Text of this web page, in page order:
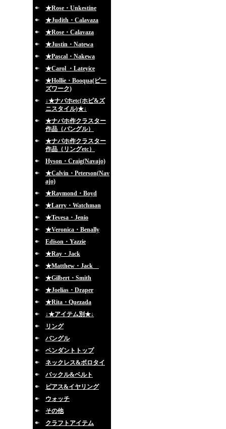
★Rose・Unkestine
★Judith・Calavaza
★Rose・Calavaza
★Justin・Natewa
★Pascal・Nakewa
★Carol ・Lateyice
★Hollie・Booqua(ビー
ズワーク)
↓★ナバホetc(ホピ&ズ
ニスタイル)★↓
★ナバホ作クラスター
作品（バングル）
★ナバホ作クラスター
作品（リングetc）
Hyson・Craig(Navajo)
★Calvin・Peterson(Nav
ajo)
★Raymond・Boyd
★Larry・Watchman
★Tevesa・Jenio
★Veronica・Benally
Edison・Yazzie
★Ray・Jack
★Matthew・Jack
★Gilbert・Smith
★Joelias・Draper
★Rita・Quezada
↓★アイテム別★↓
リング
バングル
ペンダントトップ
ネックレス&ボロタイ
バックル&ベルト
ピアス&イヤリング
ウォッチ
その他
クラフトアイテム